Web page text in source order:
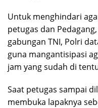
Untuk menghindari
petugas dan
gabungan TNI, Polri
guna mangantisipasi
jam yang sudah di
Saat petugas sampai
membuka lapaknya